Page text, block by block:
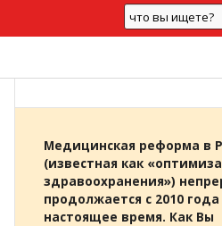
Медицинская реформа в
(известная как
здравоохранения»)
продолжается с 2010 года
настоящее время. Как Вы